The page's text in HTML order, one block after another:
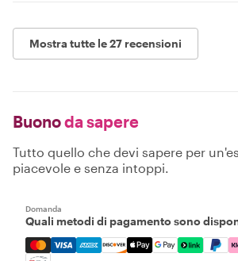
Mostra tutte le 27 recensioni
Buonoda sapere
Tutto quello che devi sapere per
piacevole e senza intoppi.
Domanda
Quali metodi di pagamento sono
Mastercard, Visa, Amex, Discover,